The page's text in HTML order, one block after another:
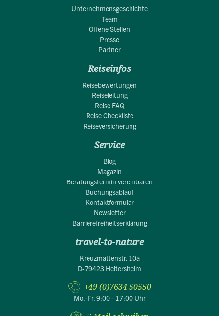
Unternehmensgeschichte
Team
Offene Stellen
Presse
Partner
Reiseinfos
Reisebewertungen
Reiseleitung
Reise FAQ
Reise Checkliste
Reiseversicherung
Service
Blog
Magazin
Beratungstermin vereinbaren
Buchungsablauf
Kontaktformular
Newsletter
Barrierefreiheitserklärung
travel-to-nature
Kreuzmattenstr. 10a
D-79423 Heitersheim
+49 (0)7634 50550
Mo.-Fr. 9:00 - 17:00 Uhr